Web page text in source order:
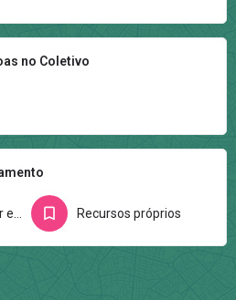
no Coletivo
Financiamento por editais Recursos próprios